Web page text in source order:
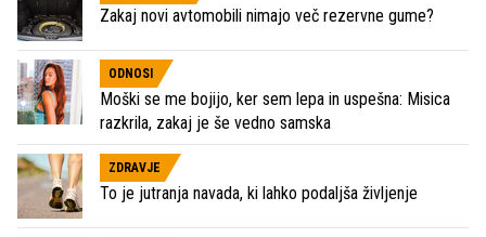
Zakaj novi avtomobili nimajo več rezervne gume?
ODNOSI
Moški se me bojijo, ker sem lepa in uspešna: Misica
razkrila, zakaj je še vedno samska
ZDRAVJE
To je jutranja navada, ki lahko podaljša življenje